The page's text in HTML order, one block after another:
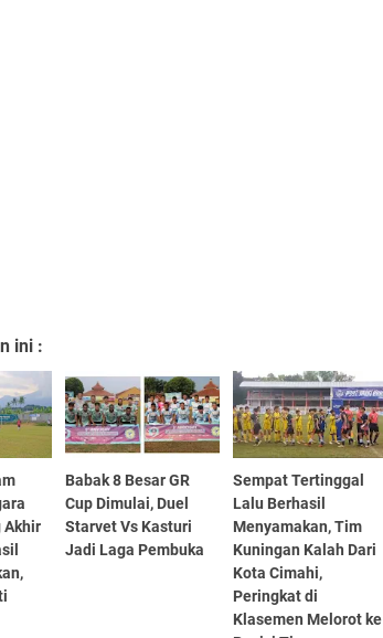
ini :
Akhir
Babak 8 Besar GR
Cup Dimulai, Duel
Starvet Vs Kasturi
Jadi Laga Pembuka
Sempat Tertinggal
Lalu Berhasil
Menyamakan, Tim
Kuningan Kalah Dari
Kota Cimahi,
Peringkat di
Klasemen Melorot ke